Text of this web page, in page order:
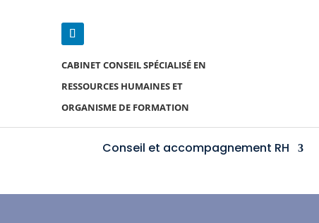
CABINET CONSEIL SPÉCIALISÉ EN
RESSOURCES HUMAINES ET
ORGANISME DE FORMATION
Conseil et accompagnement RH